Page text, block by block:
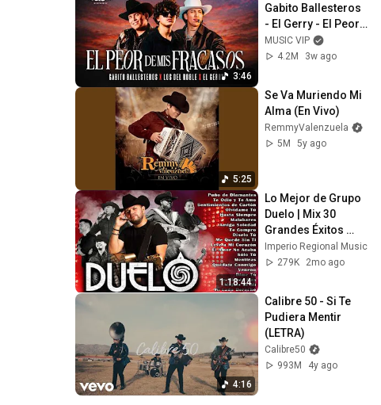
3:46
Gabito Ballesteros
- El Gerry - El Peor
de mis Fracasos
MUSIC VIP
4.2M
3w ago
5:25
Se Va Muriendo Mi
Alma (En Vivo)
RemmyValenzuela
5M
5y ago
1:18:44
Lo Mejor de Grupo
Duelo | Mix 30
Grandes Éxitos
Canciones
Imperio Regional Music
279K
2mo ago
4:16
Calibre 50 - Si Te
Pudiera Mentir
(LETRA)
Calibre50
993M
4y ago